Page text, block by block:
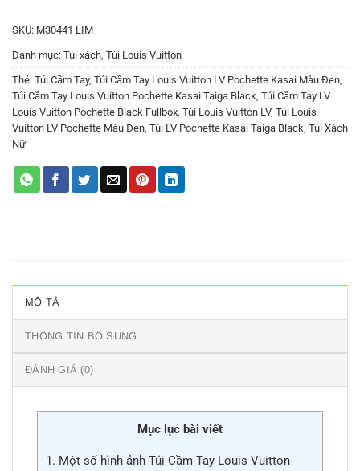
SKU: M30441 LIM
Danh mục: Túi xách Túi Louis Vuitton
Thẻ: Túi Cầm Tay, Túi Cầm Tay Louis Vuitton LV Pochette Kasai Màu Đen
Túi Cầm Tay Louis Vuitton Pochette Kasai Taiga Black Túi Cầm Tay LV
Louis Vuitton Pochette Black Fullbox Túi Louis Vuitton LV, Túi Louis
Vuitton LV Pochette Màu Đen Túi LV Pochette Kasai Taiga Black Túi Xách
Nữ
MÔ TẢ
THÔNG TIN BỔ SUNG
ĐÁNH GIÁ (0)
Mục lục bài viết
1. Một số hình ảnh Túi Cầm Tay Louis Vuitton